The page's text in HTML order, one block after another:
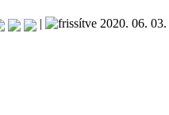
| 2020. 06. 03.